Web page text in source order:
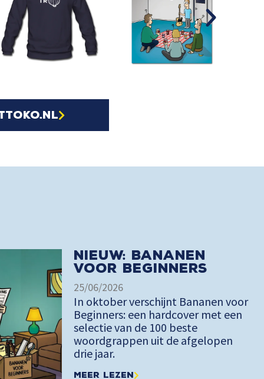
Nieuw: Bananen
voor Beginners
25/06/2026
In oktober verschijnt Bananen voor
Beginners: een hardcover met een
selectie van de 100 beste
woordgrappen uit de afgelopen
drie jaar.
Meer lezen